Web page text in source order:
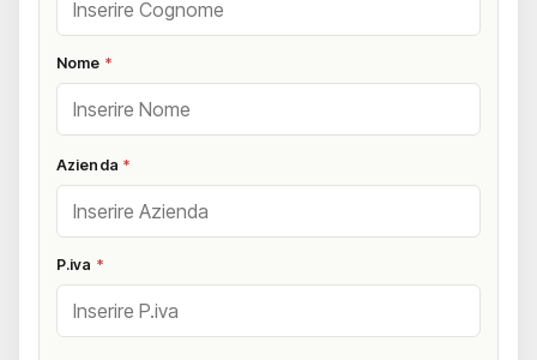
Nome *
Azienda *
P.iva *